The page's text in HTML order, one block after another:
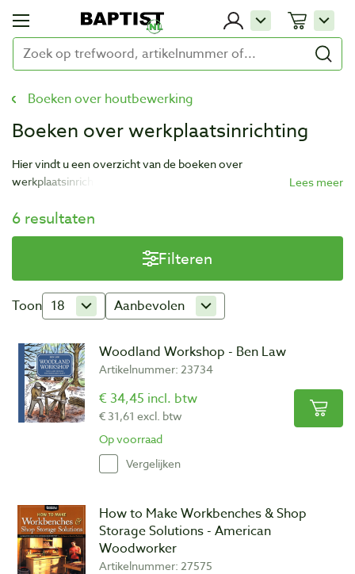
Boeken over houtbewerking
Boeken over werkplaatsinrichting
Hier vindt u een overzicht van de boeken over
werkplaatsinrichting. Wilt u zelf uw werkplaats inrichten of zelfs
boeken. Bekijk ook de
het inrichten van de werkplaatsbij Baptist Arnhem.
6 resultaten
Filteren
Toon 18 Aanbevolen
Woodland Workshop - Ben Law
Artikelnummer: 23734
€ 34,45 incl. btw
€ 31,61 excl. btw
Op voorraad
Vergelijken
How to Make Workbenches & Shop
Storage Solutions - American
Woodworker
Artikelnummer: 27575